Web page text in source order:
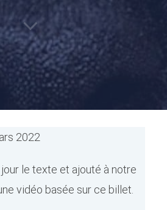
2022
le texte et ajouté à notre
vidéo basée sur ce billet.